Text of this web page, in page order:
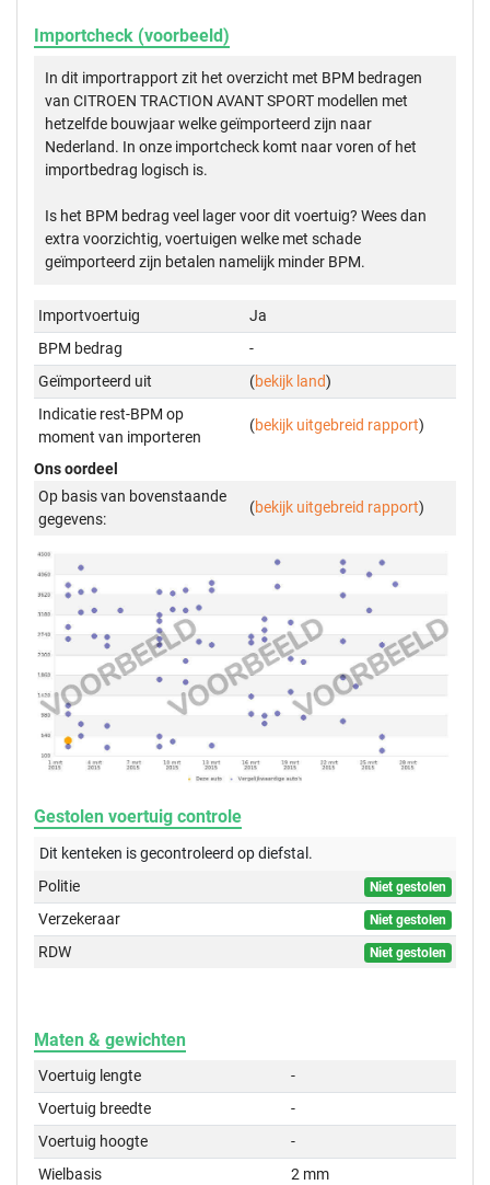
Importcheck (voorbeeld)
In dit importrapport zit het overzicht met BPM bedragen
van CITROEN TRACTION AVANT SPORT modellen met
hetzelfde bouwjaar welke geïmporteerd zijn naar
Nederland. In onze importcheck komt naar voren of het
importbedrag logisch is.
Is het BPM bedrag veel lager voor dit voertuig? Wees dan
extra voorzichtig, voertuigen welke met schade
geïmporteerd zijn betalen namelijk minder BPM.
Importvoertuig
Ja
BPM bedrag
-
Geïmporteerd uit
(bekijk land)
Indicatie rest-BPM op
moment van importeren
(bekijk uitgebreid rapport)
Ons oordeel
Op basis van bovenstaande
gegevens:
(bekijk uitgebreid rapport)
Gestolen voertuig controle
Dit kenteken is gecontroleerd opdiefstal.
Politie
Niet gestolen
Verzekeraar Niet gestolen
RDW Niet gestolen
Maten & gewichten
Voertuig lengte
-
Voertuig breedte
-
Voertuig hoogte
-
Wielbasis
2 mm